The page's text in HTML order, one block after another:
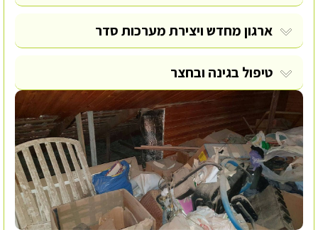
ארגון מחדש ויצירת מערכות סדר
טיפול בגינה ובחצר